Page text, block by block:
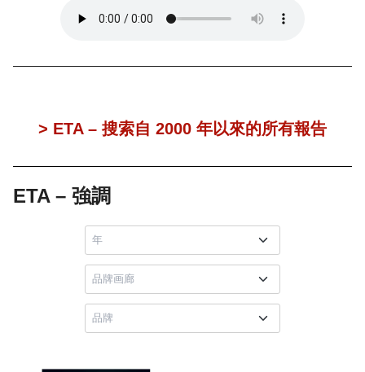
> ETA – 搜索自 2000 年以來的所有報告
ETA – 強調